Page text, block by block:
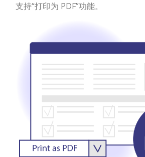
支持“打印为 PDF”功能。